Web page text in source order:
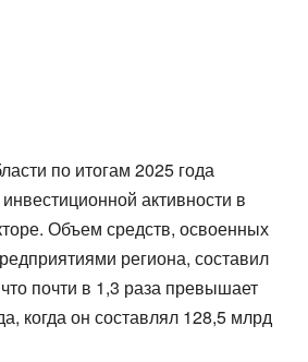
по итогам 2025 года
активности в
Объем средств, освоенных
региона, составил
почти в 1,3 раза превышает
когда он составлял 128,5 млрд